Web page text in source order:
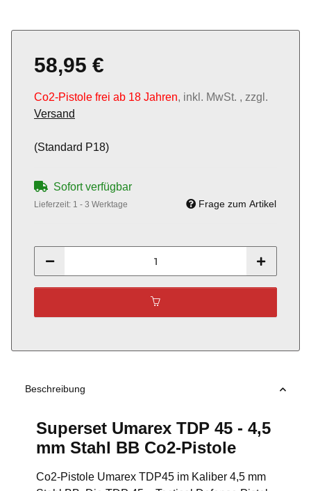
58,95 €
Co2-Pistole frei ab 18 Jahren, inkl. MwSt. , zzgl.
Versand
(Standard P18)
Sofort verfügbar
Lieferzeit: 1 - 3 Werktage Frage zum Artikel
Beschreibung
Superset Umarex TDP 45 - 4,5
mm Stahl BB Co2-Pistole
Co2-Pistole Umarex TDP45 im Kaliber 4,5 mm